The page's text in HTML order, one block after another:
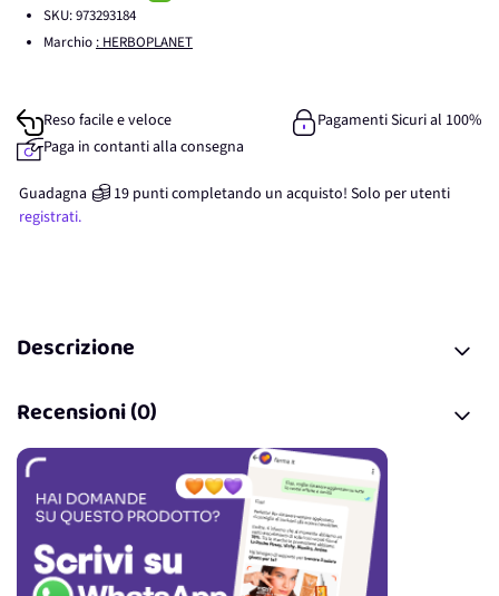
SKU:973293184
Marchio : HERBOPLANET
Reso facile e veloce
Pagamenti Sicuri al 100%
Paga in contanti alla consegna
Guadagna 19 punticompletando un acquisto! Solo per utenti
registrati.
Descrizione
Recensioni (0)